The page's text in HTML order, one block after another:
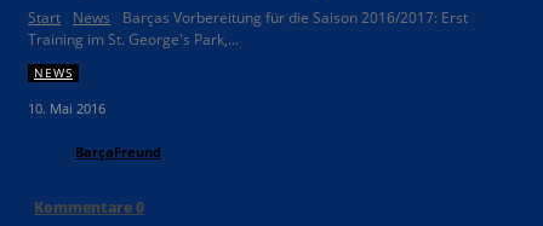
Start News
Barças Vorbereitung für die Saison 2016/2017: Erst
Training im St. George's Park,...
NEWS
10. Mai 2016
BarçaFreund
Kommentare0